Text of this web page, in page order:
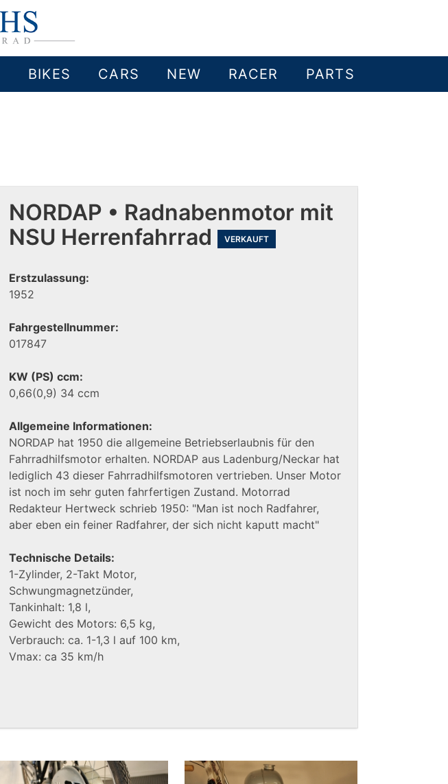
BIKES CARS NEW RACER PARTS
NORDAP • Radnabenmotor mit
NSU Herrenfahrrad
VERKAUFT
Erstzulassung:
1952
Fahrgestellnummer:
017847
KW (PS) ccm:
0,66(0,9) 34 ccm
Allgemeine Informationen:
NORDAP hat 1950 die allgemeine Betriebserlaubnis für den
Fahrradhilfsmotor erhalten. NORDAP aus Ladenburg/Neckar hat
lediglich 43 dieser Fahrradhilfsmotoren vertrieben. Unser Motor
ist noch im sehr guten fahrfertigen Zustand. Motorrad
Redakteur Hertweck schrieb 1950: "Man ist noch Radfahrer,
aber eben ein feiner Radfahrer, der sich nicht kaputt macht"
Technische Details:
1-Zylinder, 2-Takt Motor,
Schwungmagnetzünder,
Tankinhalt: 1,8 l,
Gewicht des Motors: 6,5 kg,
Verbrauch: ca. 1-1,3 l auf 100 km,
Vmax: ca 35 km/h